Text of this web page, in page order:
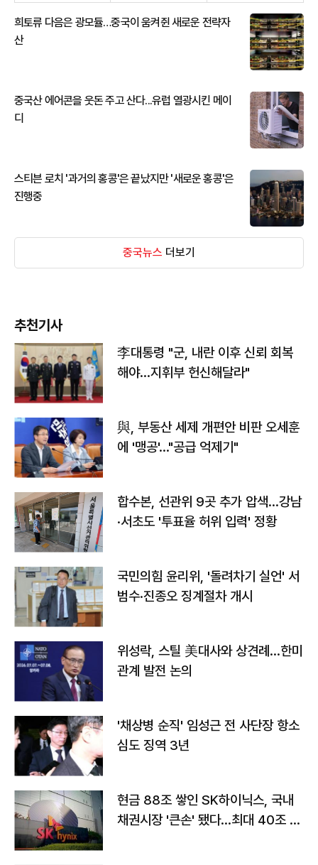
희토류 다음은 광모듈…중국이 움켜쥔 새로운 전략자
산
중국산 에어콘을 웃돈 주고 산다...유럽 열광시킨 메이
디
스티븐 로치 '과거의 홍콩'은 끝났지만 '새로운 홍콩'은
진행중
중국뉴스 더보기
추천기사
李대통령 "군, 내란 이후 신뢰 회복
해야…지휘부 헌신해달라"
與, 부동산 세제 개편안 비판 오세훈
에 '맹공'…"공급 억제기"
합수본, 선관위 9곳 추가 압색…강남
·서초도 '투표율 허위 입력' 정황
국민의힘 윤리위, '돌려차기 실언' 서
범수·진종오 징계절차 개시
위성락, 스틸 美대사와 상견례…한미
관계 발전 논의
'채상병 순직' 임성근 전 사단장 항소
심도 징역 3년
현금 88조 쌓인 SK하이닉스, 국내
채권시장 '큰손' 됐다…최대 40조 투